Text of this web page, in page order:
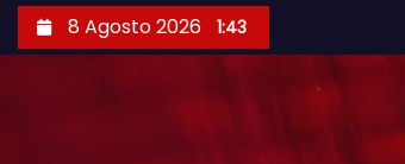
8 Agosto 2026 1:43